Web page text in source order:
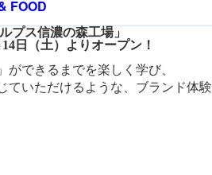
FOOD
プス信濃の森工場」
日（土）よりオープン！
できるまでを楽しく学び、
いただけるような、ブランド体験